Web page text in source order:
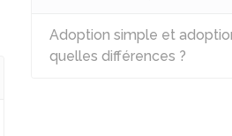
Adoption simple et
quelles différences ?